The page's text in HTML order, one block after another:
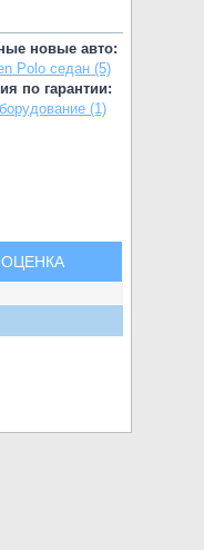
новые авто:
Polo седан (5)
по гарантии:
(1)
ОЦЕНКА